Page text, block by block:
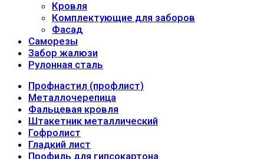
Кровля
Комплектующие для заборов
Фасад
Саморезы
Забор жалюзи
Рулонная сталь
Профнастил (профлист)
Металлочерепица
Фальцевая кровля
Штакетник металлический
Гофролист
Гладкий лист
Профиль для гипсокартона